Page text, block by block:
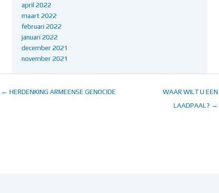
april 2022
maart 2022
februari 2022
januari 2022
december 2021
november 2021
← HERDENKING ARMEENSE GENOCIDE
WAAR WILT U EEN
LAADPAAL? →